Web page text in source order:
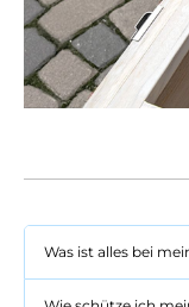
Was ist alles bei